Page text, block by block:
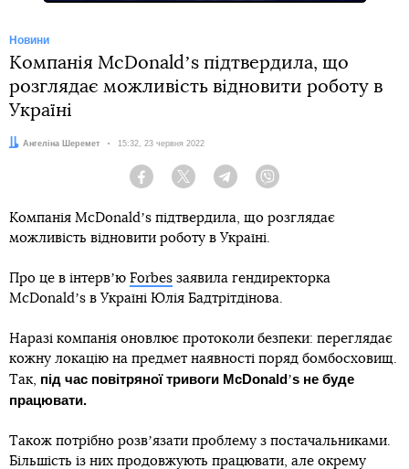
Новини
Компанія McDonaldʼs підтвердила, що
розглядає можливість відновити роботу в
Україні
Автор:
Ангеліна Шеремет Дата:
15:32, 23 червня 2022
Facebook Twitter Telegram
Компанія McDonaldʼs підтвердила, що розглядає
можливість відновити роботу в Україні.
Про це в інтервʼю Forbes заявила гендиректорка
McDonaldʼs в Україні Юлія Бадтрітдінова.
Наразі компанія оновлює протоколи безпеки: переглядає
кожну локацію на предмет наявності поряд бомбосховищ.
Так, під час повітряної тривоги McDonaldʼs не буде
працювати.
Також потрібно розвʼязати проблему з постачальниками.
Більшість із них продовжують працювати, але окрему